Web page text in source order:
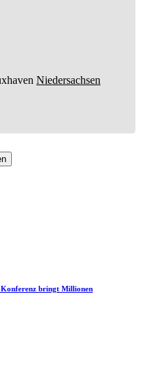
Niedersachsen
Konferenz bringt Millionen